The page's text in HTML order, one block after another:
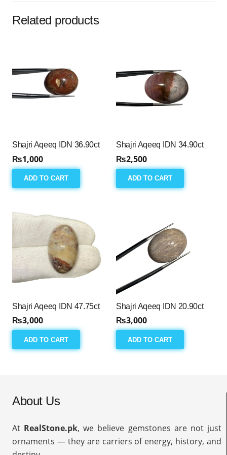
Related products
Shajri Aqeeq IDN 36.90ct
₨1,000
ADD TO CART
Shajri Aqeeq IDN 34.90ct
₨2,500
ADD TO CART
Shajri Aqeeq IDN 47.75ct
₨3,000
ADD TO CART
Shajri Aqeeq IDN 20.90ct
₨3,000
ADD TO CART
About Us
At RealStone.pk, we believe gemstones are not just
ornaments — they are carriers of energy, history, and